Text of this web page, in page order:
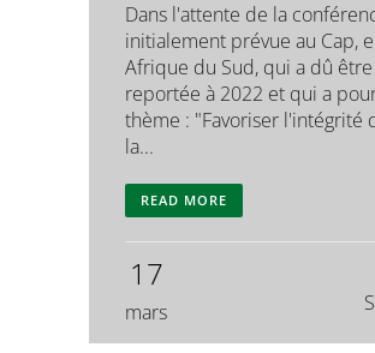
Dans l'attente de la
initialement prévue au Cap,
Afrique du Sud, qui a dû être
reportée à 2022 et qui a
thème : "Favoriser l'intégrité
la...
READ MORE
17
mars